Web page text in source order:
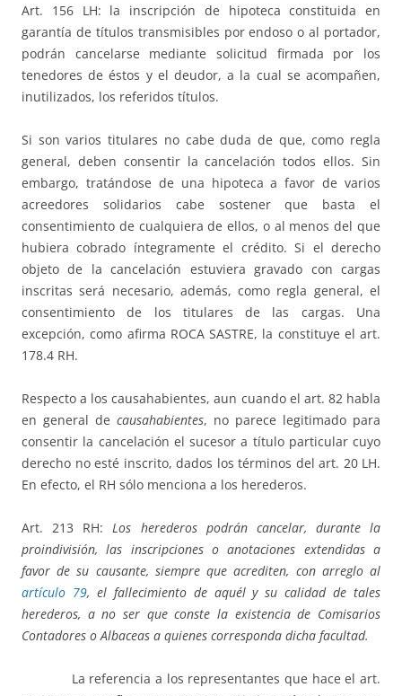
Art. 156 LH: la inscripción de hipoteca constituida en
garantía de títulos transmisibles por endoso o al portador,
podrán cancelarse mediante solicitud firmada por los
tenedores de éstos y el deudor, a la cual se acompañen,
inutilizados, los referidos títulos.
Si son varios titulares no cabe duda de que, como regla
general, deben consentir la cancelación todos ellos. Sin
embargo, tratándose de una hipoteca a favor de varios
acreedores solidarios cabe sostener que basta el
consentimiento de cualquiera de ellos, o al menos del que
hubiera cobrado íntegramente el crédito. Si el derecho
objeto de la cancelación estuviera gravado con cargas
inscritas será necesario, además, como regla general, el
consentimiento de los titulares de las cargas. Una
excepción, como afirma ROCA SASTRE, la constituye el art.
178.4 RH.
Respecto a los causahabientes, aun cuando el art. 82 habla
en general de causahabientes, no parece legitimado para
consentir la cancelación el sucesor a título particular cuyo
derecho no esté inscrito, dados los términos del art. 20 LH.
En efecto, el RH sólo menciona a los herederos.
Art. 213 RH:Los herederos podrán cancelar, durante la
proindivisión, las inscripciones o anotaciones extendidas a
favor de su causante, siempre que acrediten, con arreglo al
artículo 79, el fallecimiento de aquél y su calidad de tales
herederos, a no ser que conste la existencia de Comisarios
Contadores o Albaceas a quienes corresponda dicha facultad.
La referencia a los representantes que hace el art.